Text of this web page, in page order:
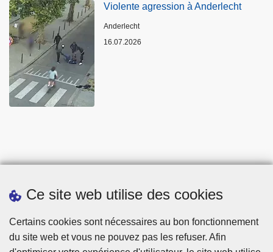
Ce site web utilise des cookies
Certains cookies sont nécessaires au bon fonctionnement
du site web et vous ne pouvez pas les refuser. Afin
Violente agression à Anderlecht
Lieux
Anderlecht
16.07.2026
Statistiques